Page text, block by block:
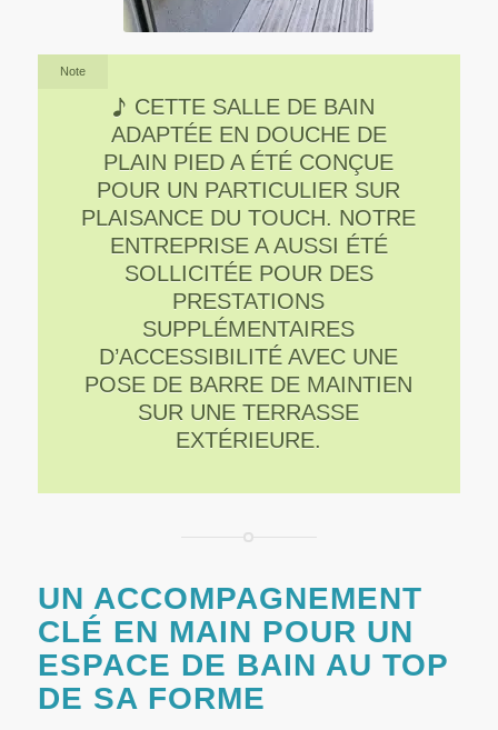
Note
CETTE SALLE DE BAIN
ADAPTÉE EN DOUCHE DE
PLAIN PIED A ÉTÉ CONÇUE
POUR UN PARTICULIER SUR
PLAISANCE DU TOUCH. NOTRE
ENTREPRISE A AUSSI ÉTÉ
SOLLICITÉE POUR DES
PRESTATIONS
SUPPLÉMENTAIRES
D’ACCESSIBILITÉ AVEC UNE
POSE DE BARRE DE MAINTIEN
SUR UNE TERRASSE
EXTÉRIEURE.
UN ACCOMPAGNEMENT
CLÉ EN MAIN POUR UN
ESPACE DE BAIN AU TOP
DE SA FORME